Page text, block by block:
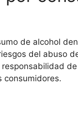
de alcohol
del abuso
consumidores.